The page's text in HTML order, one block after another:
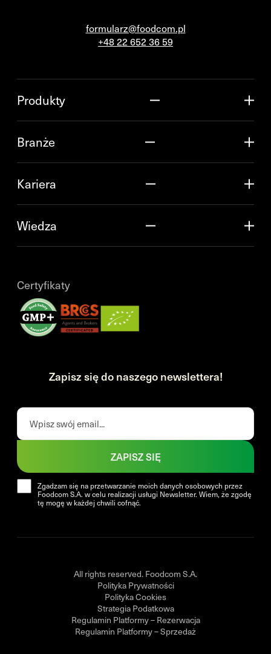
formularz@foodcom.pl
+48 22 652 36 59
Produkty
Branże
Kariera
Wiedza
Certyfikaty
Zapisz się do naszego newslettera!
Zgadzam się na przetwarzanie moich danych osobowych przez
Foodcom S.A. w celu realizacji usługi Newsletter. Wiem, że zgodę
tę mogę w każdej chwili cofnąć.
ZAPISZ SIĘ
All rights reserved. Foodcom S.A.
Polityka Prywatności
Polityka Cookies
Strategia Podatkowa
Regulamin Platformy – Rezerwacja
Regulamin Platformy – Sprzedaż